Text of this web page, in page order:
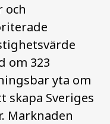
och
om 323
yta om
skapa Sveriges
Marknaden